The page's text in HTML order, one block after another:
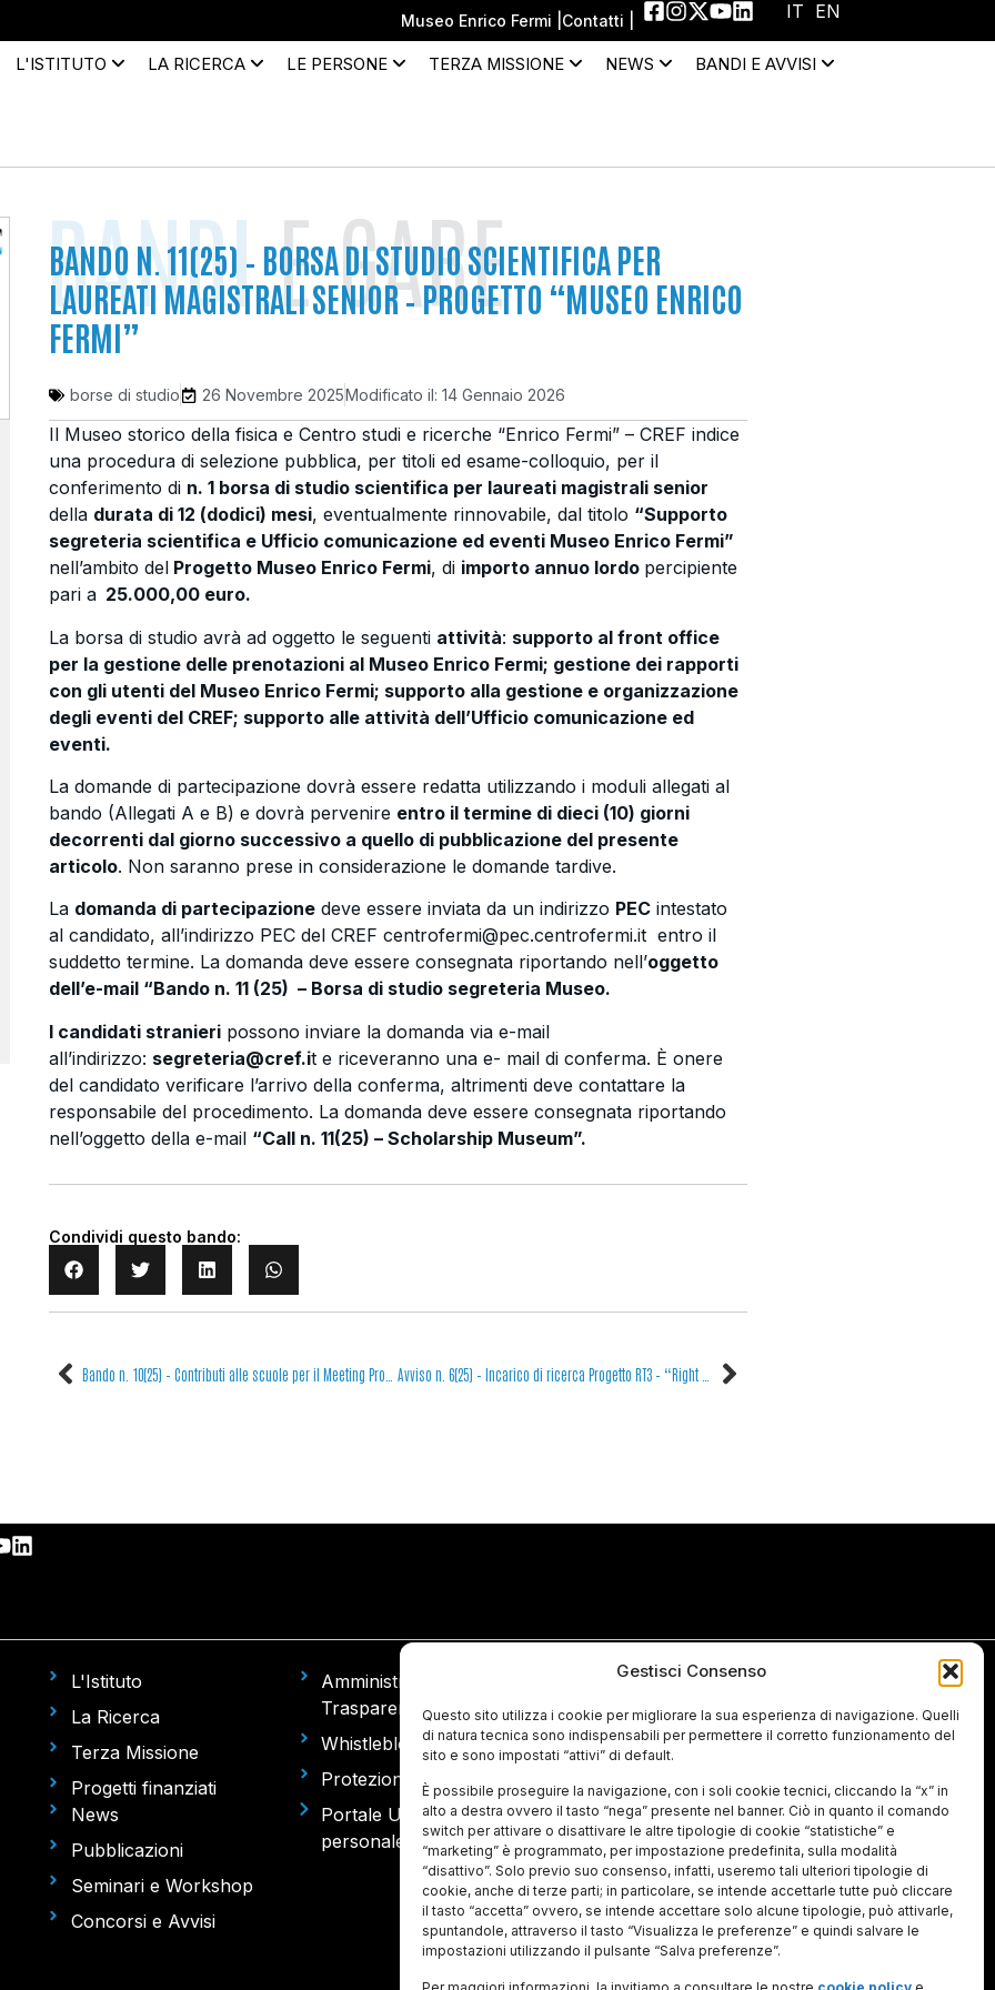
Gestisci Consenso
Questo sito utilizza i cookie per migliorare la sua esperienza di navigazione. Quelli
di natura tecnica sono indispensabili per permettere il corretto funzionamento del
sito e sono impostati “attivi” di default.
È possibile proseguire la navigazione, con i soli cookie tecnici, cliccando la “x” in
alto a destra ovvero il tasto “nega” presente nel banner. Ciò in quanto il comando
switch per attivare o disattivare le altre tipologie di cookie “statistiche” e
“marketing” è programmato, per impostazione predefinita, sulla modalità
“disattivo”. Solo previo suo consenso, infatti, useremo tali ulteriori tipologie di
cookie, anche di terze parti; in particolare, se intende accettarle tutte può cliccare
il tasto “accetta” ovvero, se intende accettare solo alcune tipologie, può attivarle,
spuntandole, attraverso il tasto “Visualizza le preferenze” e quindi salvare le
impostazioni utilizzando il pulsante “Salva preferenze”.
IT EN
Museo Enrico Fermi | Contatti |
L'ISTITUTO LA RICERCA LE PERSONE TERZA MISSIONE NEWS BANDI E AVVISI
BANDIE GARE
BANDO N. 11(25) – BORSA DI STUDIO SCIENTIFICA PER
LAUREATI MAGISTRALI SENIOR – PROGETTO “MUSEO ENRICO
FERMI”
borse di studio 26 Novembre 2025Modificato il: 14 Gennaio 2026
Il Museo storico della fisica e Centro studi e ricerche “Enrico Fermi” – CREF indice
una procedura di selezione pubblica, per titoli ed esame-colloquio, per il
conferimento di n. 1 borsa di studio scientifica per laureati magistrali senior
della durata di 12 (dodici) mesi, eventualmente rinnovabile, dal titolo “Supporto
segreteria scientifica e Ufficio comunicazione ed eventi Museo Enrico Fermi”
nell’ambito delProgetto Museo Enrico Fermi, di importo annuo lordo percipiente
pari a25.000,00 euro.
La borsa di studio avrà ad oggetto le seguenti attività: supporto al front office
per la gestione delle prenotazioni al Museo Enrico Fermi; gestione dei rapporti
con gli utenti del Museo Enrico Fermi; supporto alla gestione e organizzazione
degli eventi del CREF; supporto alle attività dell’Ufficio comunicazione ed
eventi.
La domande di partecipazione dovrà essere redatta utilizzando i moduli allegati al
bando (Allegati A e B) e dovrà pervenire entro il termine di dieci (10) giorni
decorrenti dal giorno successivo a quello di pubblicazione del presente
articolo. Non saranno prese in considerazione le domande tardive.
La domanda di partecipazionedeve essere inviata da un indirizzo PECintestato
al candidato, all’indirizzo PEC del CREF centrofermi@pec.centrofermi.it entro il
suddetto termine. La domanda deve essere consegnata riportando nell’oggetto
dell’e-mail “Bando n. 11 (25) – Borsa di studio segreteria Museo.
I candidati stranieripossono inviare la domanda via e-mail
all’indirizzo: segreteria@cref.it e riceveranno una e- mail di conferma. È onere
del candidato verificare l’arrivo della conferma, altrimenti deve contattare la
responsabile del procedimento. La domanda deve essere consegnata riportando
nell’oggetto della e-mail “Call n. 11(25) – Scholarship Museum”.
Condividi questo bando:
L'Istituto
La Ricerca
Terza Missione
Progetti finanziati
News
Pubblicazioni
Seminari e Workshop
Concorsi e Avvisi
Amministrazione
Trasparente
Whistleblowing
Protezione dati personali
Portale U-Web (missioni e
personale)
Ti interessano le nostre linee di ricerca
newsletter per aggiornamenti su
seminari, wokshop, posizioni aperte.
Ho letto e accettol'informativa sul
trattamento dei dati personali